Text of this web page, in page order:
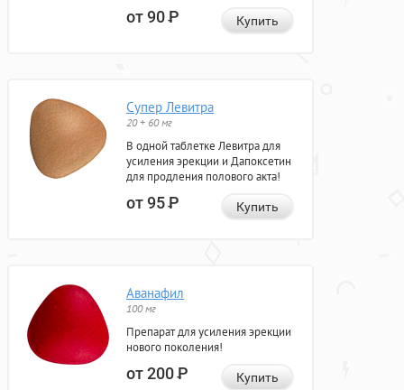
от 90Р Купить
Супер Левитра
20 + 60 мг
В одной таблетке Левитра для
усиления эрекции и Дапоксетин
для продления полового акта!
от 95Р Купить
Аванафил
100 мг
Препарат для усиления эрекции
нового поколения!
от 200Р Купить